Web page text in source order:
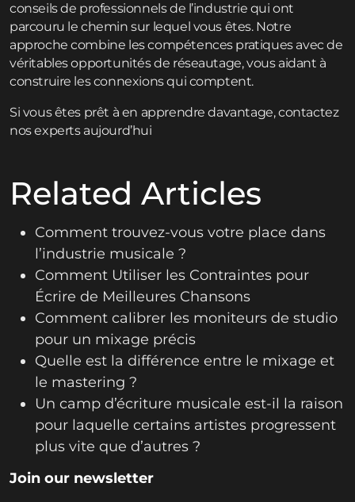
conseils de professionnels de l’industrie qui ont
parcouru le chemin sur lequel vous êtes. Notre
approche combine les compétences pratiques avec de
véritables opportunités de réseautage, vous aidant à
construire les connexions qui comptent.
Si vous êtes prêt à en apprendre davantage,contactez
nos experts aujourd’hui
Related Articles
Comment trouvez-vous votre place dans
l’industrie musicale ?
Comment Utiliser les Contraintes pour
Écrire de Meilleures Chansons
Comment calibrer les moniteurs de studio
pour un mixage précis
Quelle est la différence entre le mixage et
le mastering ?
Un camp d’écriture musicale est-il la raison
pour laquelle certains artistes progressent
plus vite que d’autres ?
Join our newsletter